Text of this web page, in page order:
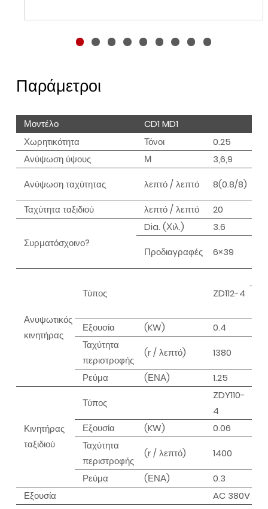
Παράμετροι
Μοντέλο
CD1 MD1
Χωρητικότητα
Τόνοι 0.25
Ανύψωση ύψους
Μ 3,6,9
Ανύψωση ταχύτητας
λεπτό / λεπτό 8(0.8/8)
Ταχύτητα ταξιδιού
λεπτό / λεπτό 20
Συρματόσχοινο?
Dia. (Χιλ.) 3.6
Προδιαγραφές
6×39
Ανυψωτικός
κινητήρας
Τύπος ZD112-4
Εξουσία
(KW) 0.4
Ταχύτητα
περιστροφής
(r / λεπτό) 1380
Ρεύμα
(ΕΝΑ) 1.25
Κινητήρας
ταξιδιού
Τύπος
ZDY110-
4
Εξουσία
(KW) 0.06
Ταχύτητα
περιστροφής
(r / λεπτό) 1400
Ρεύμα
(ΕΝΑ) 0.3
Εξουσία
AC 380V